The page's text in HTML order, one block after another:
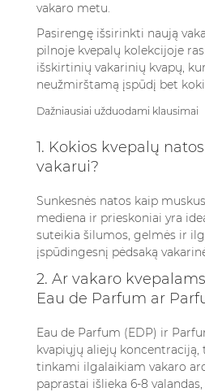
vakaro metu.
Pasirengę išsirinkti naują
pilnoje kvepalų kolekcijoje
išskirtinių vakarinių kvapų,
neužmirštamą įspūdį bet
Dažniausiai užduodami klausimai
1. Kokios kvepalų
vakarui?
Sunkesnės natos kaip
mediena ir prieskoniai yra
suteikia šilumos, gelmės ir
įspūdingesnį pėdsaką
2. Ar vakaro
Eau de Parfum ar
Eau de Parfum (EDP) ir
kvapiųjų aliejų koncentraciją,
tinkami ilgalaikiam vakaro
paprastai išlieka 6-8